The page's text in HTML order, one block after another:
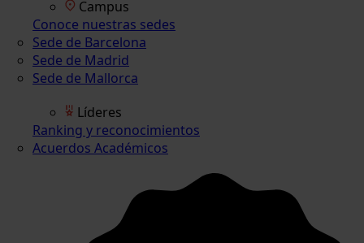
Campus
Conoce nuestras sedes
Sede de Barcelona
Sede de Madrid
Sede de Mallorca
Líderes
Ranking y reconocimientos
Acuerdos Académicos